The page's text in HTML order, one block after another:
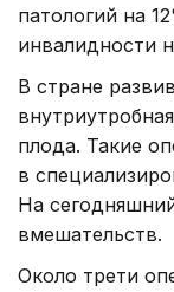
патологий на
инвалидности
В стране
плода. Такие
в
На
вмешательств.
Около трети